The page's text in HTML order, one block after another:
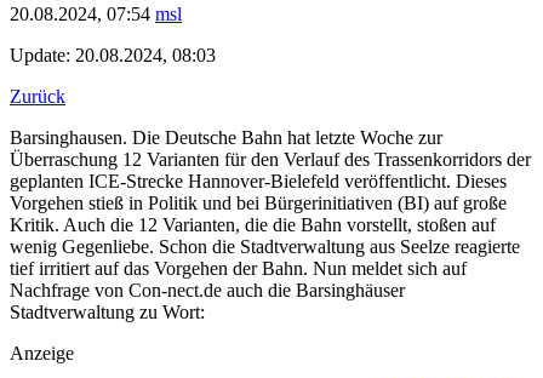
20.08.2024, 07:54 msl
Update: 20.08.2024, 08:03
Zurück
Barsinghausen. Die Deutsche Bahn hat letzte Woche zur
Überraschung 12 Varianten für den Verlauf des Trassenkorridors der
geplanten ICE-Strecke Hannover-Bielefeld veröffentlicht. Dieses
Vorgehen stieß in Politik und bei Bürgerinitiativen (BI) auf große
Kritik. Auch die 12 Varianten, die die Bahn vorstellt, stoßen auf
wenig Gegenliebe. Schon die Stadtverwaltung aus Seelze reagierte
tief irritiert auf das Vorgehen der Bahn. Nun meldet sich auf
Nachfrage von Con-nect.de auch die Barsinghäuser
Stadtverwaltung zu Wort:
Anzeige